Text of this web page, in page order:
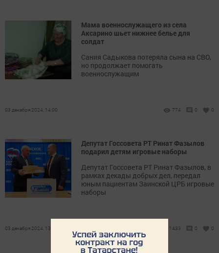
Мама военнослужащего из села
Аксарино шьет нижнее белье для
солдат
Сания Садыкова потеряла сына на СВО,
но продолжает помогать
военнослужащим
03 декабря 2024, 14:00 774 0 0
Депутат Госсовета РТ Ринат Фазылов
подарил детям игровые наборы
Депутат Госсовета РТ Ринат Фазылов, в
рамках декады добрых дел, передал
юным пациентам Заинской ЦРБ игровые
наборы
03 декабря 2024, 13:00 1433 0 0